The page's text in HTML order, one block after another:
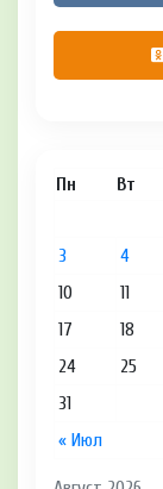
Пн Вт
« Июл
3
4
10
11
17
18
24
25
31